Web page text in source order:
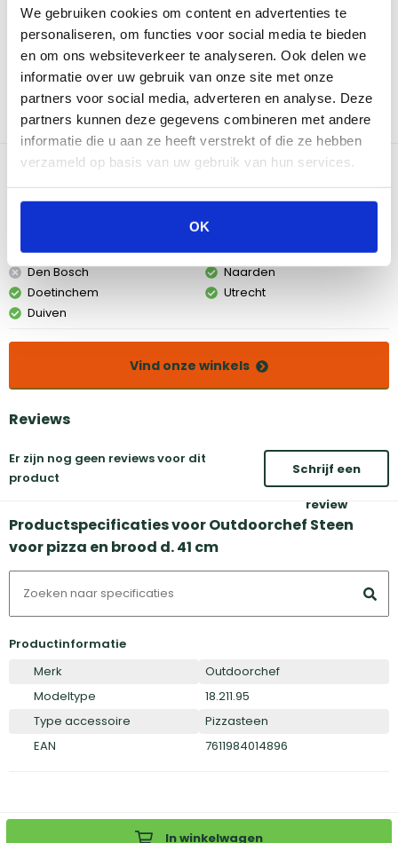
We gebruiken cookies om content en advertenties te
personaliseren, om functies voor social media te bieden
en om ons websiteverkeer te analyseren. Ook delen we
informatie over uw gebruik van onze site met onze
partners voor social media, adverteren en analyse. Deze
partners kunnen deze gegevens combineren met andere
informatie die u aan ze heeft verstrekt of die ze hebben
verzameld op basis van uw gebruik van hun services.
OK
In winkelwagen
De Outdoorchef Steen voor Pizza en Brood d. 41 cm is een must-
have voor elke buitenkookliefhebber. Deze pizzasteen biedt je
de mogelijkheid om heerlijke, knapperige pizza's en
versgebakken brood te bereiden, gewoon in je eigen achtertuin.
De steen is gemaakt van hoogwaardig materiaal dat zorgt voor
een gelijkmatige warmteverdeling, waardoor je bakcreaties
altijd perfect gaar worden. Met een diameter van 41 cm is de
steen groot genoeg voor de meeste pizza's en broden.
Bekijk dit product in onze winkels
Breda
Den Bosch
Doetinchem
Duiven
Groningen
Naarden
Utrecht
Vind onze winkels
Reviews
Er zijn nog geen reviews voor dit
product
Schrijf een
review
Productspecificaties voor Outdoorchef Steen
voor pizza en brood d. 41 cm
Productinformatie
Merk
Outdoorchef
Modeltype
18.211.95
Type accessoire
Pizzasteen
EAN
7611984014896